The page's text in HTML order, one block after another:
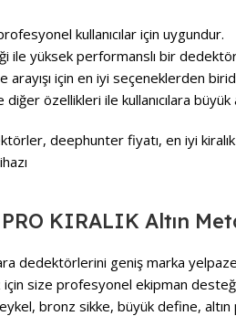
kullanıcılar için uygundur.
ile yüksek performanslı bir
arayışı için en iyi seçeneklerden
diğer özellikleri ile kullanıcılara
PRO KIRALIK Altın
dedektörlerini geniş marka
için size profesyonel ekipman
bronz sikke, büyük define,